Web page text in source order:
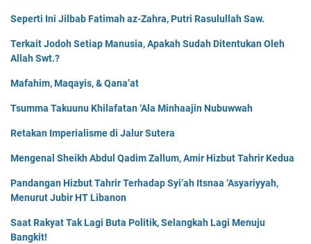
Seperti Ini Jilbab Fatimah az-Zahra, Putri Rasulullah Saw.
Terkait Jodoh Setiap Manusia, Apakah Sudah Ditentukan Oleh
Allah Swt.?
Mafahim, Maqayis, & Qana’at
Tsumma Takuunu Khilafatan ‘Ala Minhaajin Nubuwwah
Retakan Imperialisme di Jalur Sutera
Mengenal Sheikh Abdul Qadim Zallum, Amir Hizbut Tahrir Kedua
Pandangan Hizbut Tahrir Terhadap Syi’ah Itsnaa ‘Asyariyyah,
Menurut Jubir HT Libanon
Saat Rakyat Tak Lagi Buta Politik, Selangkah Lagi Menuju
Bangkit!